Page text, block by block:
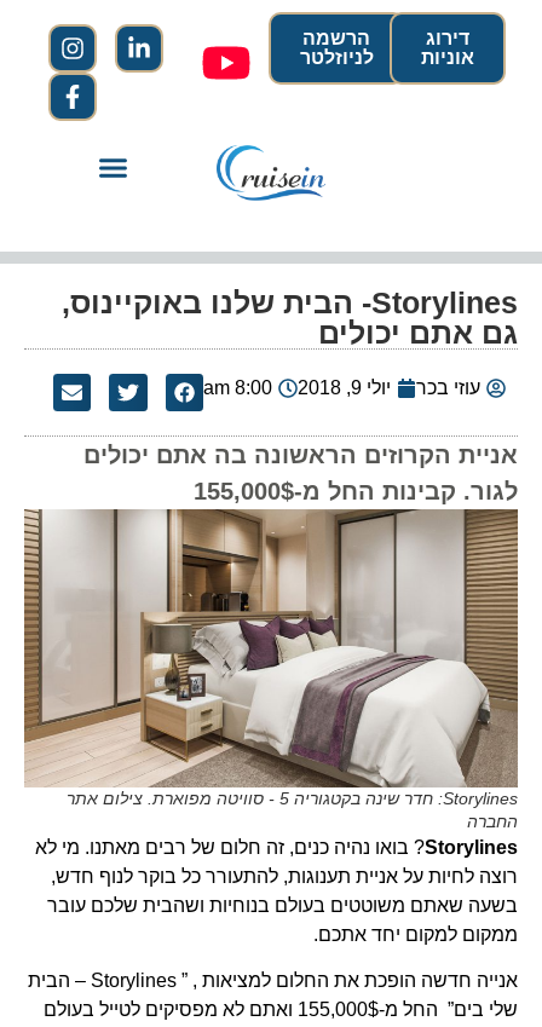
הרשמה
לניוזלטר
דירוג
אוניות
Storylines- הבית שלנו באוקיינוס,
גם אתם יכולים
עוזי בכר יולי 9, 2018 8:00 am
אניית הקרוזים הראשונה בה אתם יכולים
לגור. קבינות החל מ-155,000$
Storylines: חדר שינה בקטגוריה 5 - סוויטה מפוארת. צילום אתר
החברה
Storylines? בואו נהיה כנים, זה חלום של רבים מאתנו. מי לא
רוצה לחיות על אניית תענוגות, להתעורר כל בוקר לנוף חדש,
בשעה שאתם משוטטים בעולם בנוחיות ושהבית שלכם עובר
ממקום למקום יחד אתכם.
אנייה חדשה הופכת את החלום למציאות , ” Storylines – הבית
שלי בים” החל מ-155,000$ ואתם לא מפסיקים לטייל בעולם